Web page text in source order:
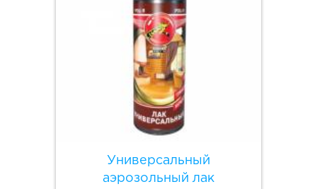
Универсальный
аэрозольный лак